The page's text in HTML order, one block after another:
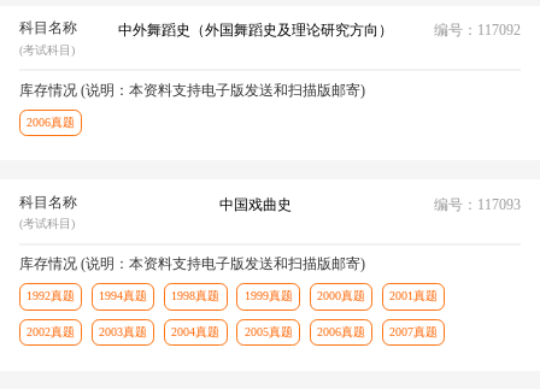
科目名称
(考试科目)
中外舞蹈史（外国舞蹈史及理论研究方向） 编号：117092
库存情况 (说明：本资料支持电子版发送和扫描版邮寄)
2006真题
科目名称
(考试科目)
中国戏曲史 编号：117093
库存情况 (说明：本资料支持电子版发送和扫描版邮寄)
1992真题 1994真题 1998真题 1999真题 2000真题 2001真题
2002真题 2003真题 2004真题 2005真题 2006真题 2007真题